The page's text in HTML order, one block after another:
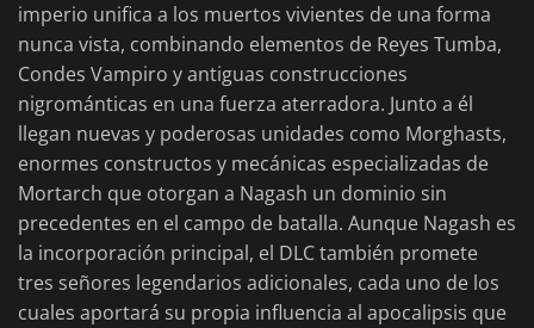
imperio unifica a los muertos vivientes de una forma
nunca vista, combinando elementos de Reyes Tumba,
Condes Vampiro y antiguas construcciones
nigrománticas en una fuerza aterradora. Junto a él
llegan nuevas y poderosas unidades como Morghasts,
enormes constructos y mecánicas especializadas de
Mortarch que otorgan a Nagash un dominio sin
precedentes en el campo de batalla. Aunque Nagash es
la incorporación principal, el DLC también promete
tres señores legendarios adicionales, cada uno de los
cuales aportará su propia influencia al apocalipsis que